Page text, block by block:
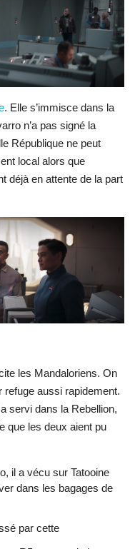
. Elle s’immisce dans la
n’a pas signé la
République ne peut
local alors que
déjà en attente de la part
les Mandaloriens. On
refuge aussi rapidement.
servi dans la Rebellion,
que les deux aient pu
il a vécu sur Tatooine
dans les bagages de
par cette